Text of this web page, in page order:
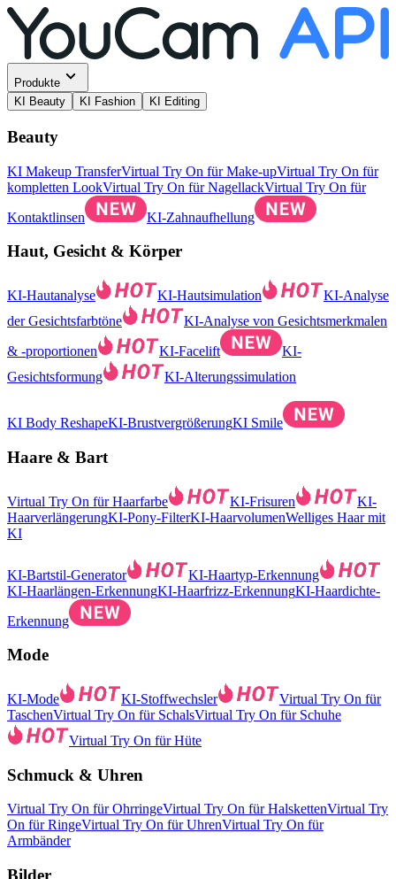
Produkte
KI Beauty
KI Fashion KI Editing
Beauty
KI Makeup TransferVirtual Try On für Make-upVirtual Try On für
kompletten LookVirtual Try On für NagellackVirtual Try On für
Kontaktlinsen
KI-Zahnaufhellung
Haut, Gesicht & Körper
KI-Hautanalyse KI-Hautsimulation
KI-Analyse
der Gesichtsfarbtöne
KI-Analyse von Gesichtsmerkmalen
& -proportionen
KI-Facelift
KI-
Gesichtsformung
KI-Alterungssimulation
KI Body ReshapeKI-BrustvergrößerungKI Smile
Haare & Bart
Virtual Try On für Haarfarbe KI-Frisuren
KI-
HaarverlängerungKI-Pony-FilterKI-HaarvolumenWelliges Haar mit
KI
KI-Bartstil-Generator
KI-Haartyp-Erkennung
KI-Haarlängen-ErkennungKI-Haarfrizz-ErkennungKI-Haardichte-
Erkennung
Mode
KI-Mode KI-Stoffwechsler
Virtual Try On für
TaschenVirtual Try On für SchalsVirtual Try On für Schuhe
Virtual Try On für Hüte
Schmuck & Uhren
Virtual Try On für OhrringeVirtual Try On für HalskettenVirtual Try
On für RingeVirtual Try On für UhrenVirtual Try On für
Armbänder
Bilder